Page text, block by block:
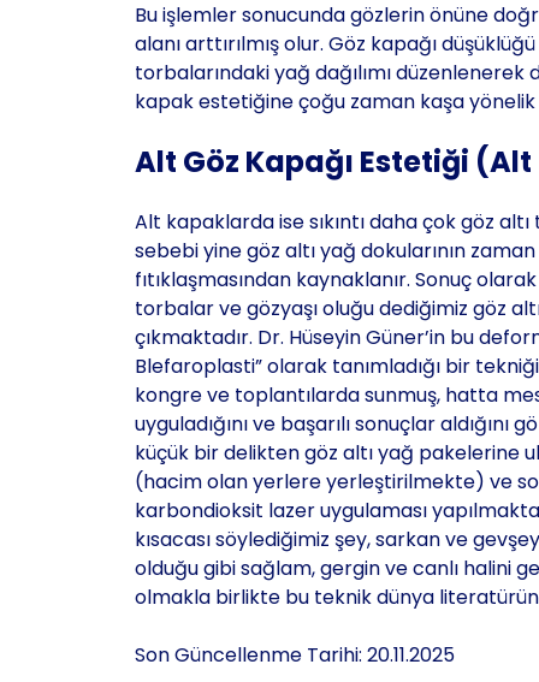
Bu işlemler sonucunda gözlerin önüne
alanı arttırılmış olur. Göz kapağı
torbalarındaki yağ dağılımı
kapak estetiğine çoğu zaman kaşa
Alt Göz Kapağı Estetiği
Alt kapaklarda ise sıkıntı daha çok göz
sebebi yine göz altı yağ dokularının
fıtıklaşmasından kaynaklanır. Sonuç
torbalar ve gözyaşı oluğu dediğimiz göz
çıkmaktadır. Dr. Hüseyin Güner’in bu
Blefaroplasti” olarak tanımladığı bir
kongre ve toplantılarda sunmuş, hatta
uyguladığını ve başarılı sonuçlar
küçük bir delikten göz altı yağ pakelerine
(hacim olan yerlere yerleştirilmekte) ve
karbondioksit lazer uygulaması
kısacası söylediğimiz şey, sarkan ve
olduğu gibi sağlam, gergin ve canlı halini
olmakla birlikte bu teknik dünya
Son Güncellenme Tarihi: 20.11.2025